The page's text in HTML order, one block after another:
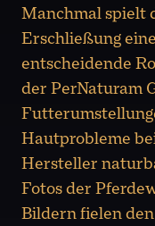
Manchmal spielt
Erschließung
entscheidende
der PerNaturam
Hautprobleme
Hersteller
Fotos der
Bildern fielen